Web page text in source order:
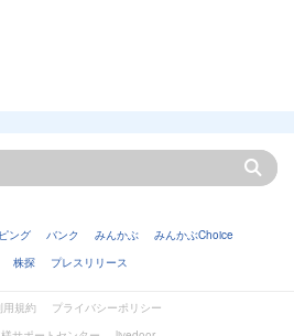
ング バンク みんかぶ
みんかぶChoice
株探 プレスリリース
用規約
プライバシーポリシー